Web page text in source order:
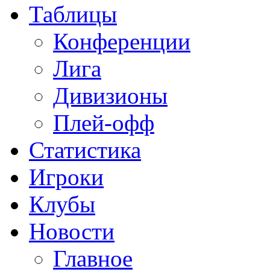
Таблицы
Конференции
Лига
Дивизионы
Плей-офф
Статистика
Игроки
Клубы
Новости
Главное